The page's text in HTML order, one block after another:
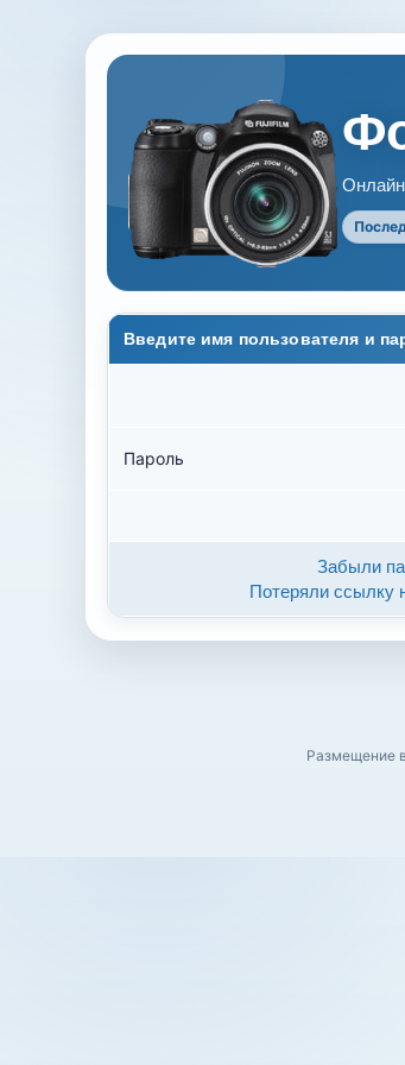
Введите имя пользователя и
Пароль
Забыли
Потеряли ссылку
Размещение